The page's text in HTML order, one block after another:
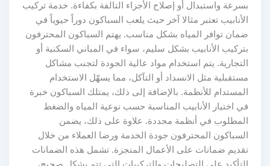
بسرعة واستبدال أو إصلاح الأجزاء التالفة بكفاءة. خدمة تركيب
الأنابيب تعتبر مثالا آخر حيث يلعب السباكون دوراً حيوياً في
ضمان توافر المياه بشكل مناسب. يهتم السباكون المحترفون
بتركيب الأنابيب بشكل سليم، سواء في المباني السكنية أو
التجارية. يتم استخدام مواد عالية الجودة لتجنب مشاكل
مستقبلية مثل الانسداد أو التآكل، مما يسهّل الاستخدام
المستدام للأنظمة. بالإضافة إلى ذلك، يمتلك السباكون خبرة
في اختيار الأنابيب المناسبة حسب نوعية المياه والضغط
المطلوب في أنظمة محددة. علاوة على ذلك، يضمن
السباكون المحترفون جودة الخدمة ورضا العملاء من خلال
تقديم ضمانات على الأعمال المنجزة. تشمل هذه الضمانات